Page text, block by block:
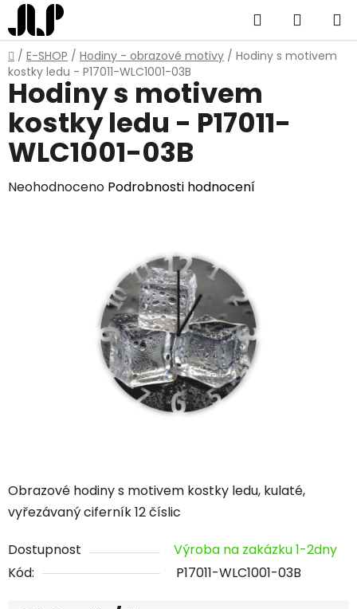
Přejít
na
obsah
Hledat
KOŠÍK
Domů
/ E-SHOP / Hodiny - obrazové motivy / Hodiny s motivem
kostky ledu - P17011-WLC1001-03B
Obrazové hodiny s motivem kostky ledu, kulaté,
vyřezávaný ciferník 12 číslic
Dostupnost
Výroba na zakázku 1-2dny
Kód:
P17011-WLC1001-03B
Hodiny s motivem
kostky ledu - P17011-
WLC1001-03B
Průměrné
Neohodnoceno Podrobnosti hodnocení